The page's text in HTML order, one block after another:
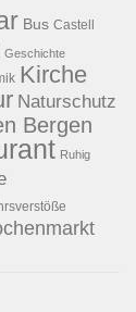
Bus Castell
Geschichte
Kirche
Naturschutz
Bergen
Ruhig